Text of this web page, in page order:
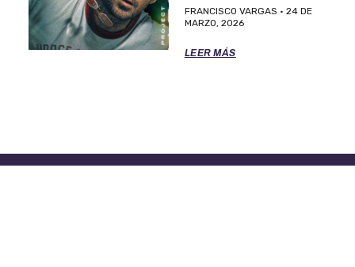
FRANCISCO VARGAS
24 DE
MARZO, 2026
LEER MÁS